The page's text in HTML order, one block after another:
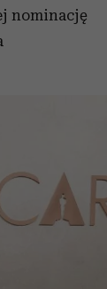
nominację